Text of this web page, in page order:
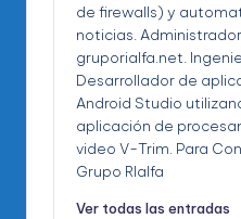
de firewalls) y
noticias.
gruporialfa.net.
Desarrollador de
Android Studio
aplicación de
video V-Trim. Para
Grupo RIalfa
Ver todas las entradas